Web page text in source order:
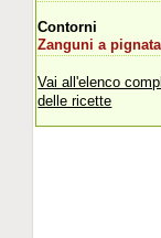
Contorni
Zanguni a pignata
Vai all'elenco
delle ricette